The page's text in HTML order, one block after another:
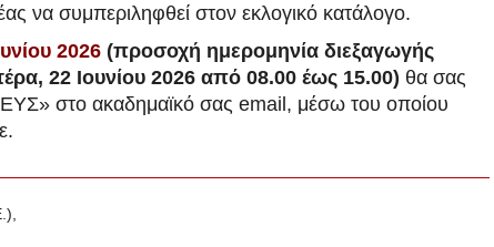
να συμπεριληφθεί στον εκλογικό κατάλογο.
2026 (προσοχή ημερομηνία διεξαγωγής
22 Ιουνίου 2026 από 08.00 έως 15.00) θα σας
στο ακαδημαϊκό σας email, μέσω του οποίου